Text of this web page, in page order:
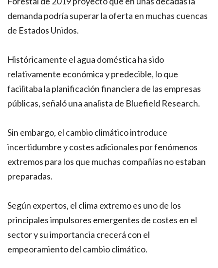
demanda podría superar la oferta en muchas cuencas
de Estados Unidos.
Históricamente el agua doméstica ha sido
relativamente económica y predecible, lo que
facilitaba la planificación financiera de las empresas
públicas, señaló una analista de Bluefield Research.
Sin embargo, el cambio climático introduce
incertidumbre y costes adicionales por fenómenos
extremos para los que muchas compañías no estaban
preparadas.
Según expertos, el clima extremo es uno de los
principales impulsores emergentes de costes en el
sector y su importancia crecerá con el
empeoramiento del cambio climático.